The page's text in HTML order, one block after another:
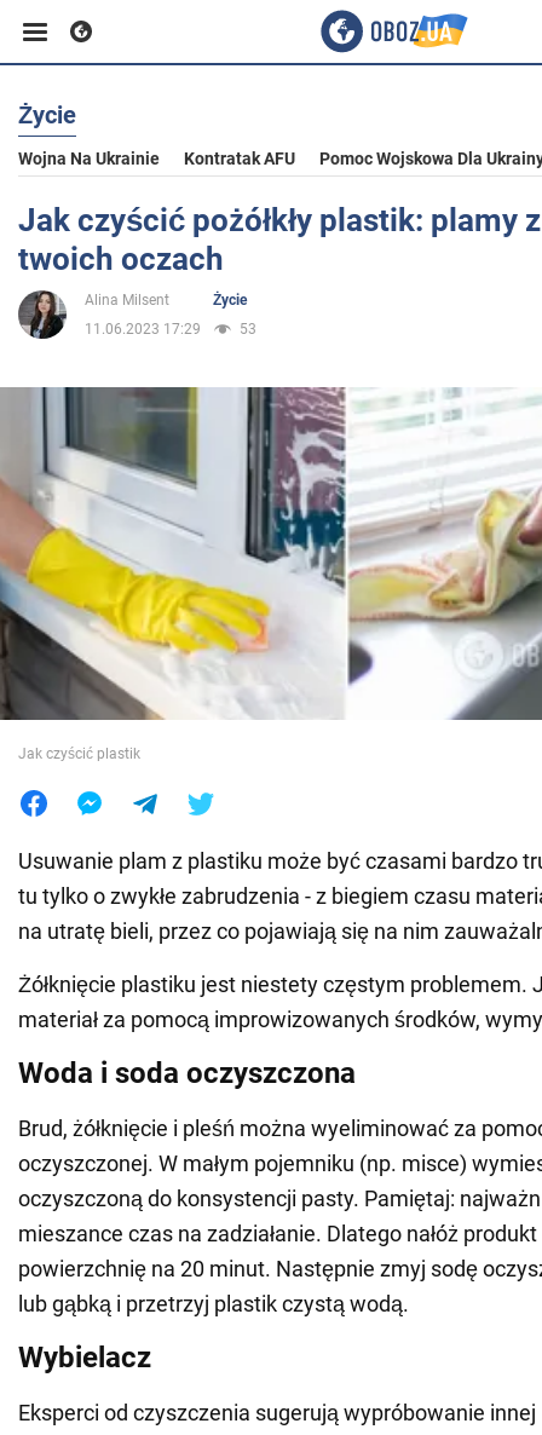
Biznes
Sport
Rozrywka
Polityka
Społeczeństwo
Wojna na Ukrainie
Świat
Jedzenie
Życie
Wojna Na Ukrainie Kontratak AFU Pomoc Wojskowa Dla
Jak czyścić pożółkły plastik: plamy
twoich oczach
Alina Milsent
Życie
11.06.2023 17:29
53
Jak czyścić plastik
Usuwanie plam z plastiku może być czasami bardzo
tu tylko o zwykłe zabrudzenia - z biegiem czasu
na utratę bieli, przez co pojawiają się na nim
Żółknięcie plastiku jest niestety częstym problemem.
materiał za pomocą improwizowanych środków,
Woda i soda oczyszczona
Brud, żółknięcie i pleśń można wyeliminować za
oczyszczonej. W małym pojemniku (np. misce)
oczyszczoną do konsystencji pasty. Pamiętaj:
mieszance czas na zadziałanie. Dlatego nałóż
powierzchnię na 20 minut. Następnie zmyj sodę
lub gąbką i przetrzyj plastik czystą wodą.
Wybielacz
Eksperci od czyszczenia sugerują wypróbowanie